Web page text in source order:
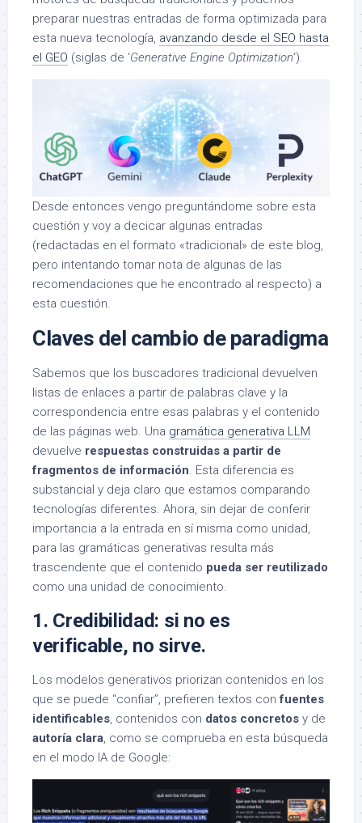
preparar nuestras entradas de forma optimizada para
esta nueva tecnología, avanzando desde el SEO hasta
el GEO (siglas de ‘Generative Engine Optimization‘).
Desde entonces vengo preguntándome sobre esta
cuestión y voy a decicar algunas entradas
(redactadas en el formato «tradicional» de este blog,
pero intentando tomar nota de algunas de las
recomendaciones que he encontrado al respecto) a
esta cuestión.
Claves del cambio de paradigma
Sabemos que los buscadores tradicional devuelven
listas de enlaces a partir de palabras clave y la
correspondencia entre esas palabras y el contenido
de las páginas web. Una gramática generativa LLM
devuelve respuestas construidas a partir de
fragmentos de información. Esta diferencia es
substancial y deja claro que estamos comparando
tecnologías diferentes. Ahora, sin dejar de conferir
importancia a la entrada en sí misma como unidad,
para las gramáticas generativas resulta más
trascendente que el contenido pueda ser reutilizado
como una unidad de conocimiento.
1. Credibilidad: si no es
verificable, no sirve.
Los modelos generativos priorizan contenidos en los
que se puede “confiar”, prefieren textos confuentes
identificables, contenidos con datos concretos y de
autoría clara, como se comprueba en esta búsqueda
en el modo IA de Google: